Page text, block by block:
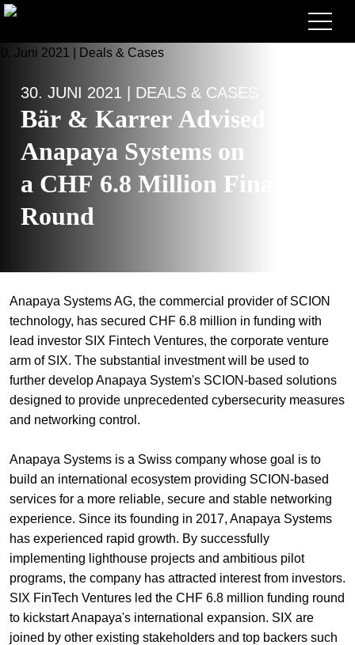
Anwälte
Expertise
Deals & Cases
Corporate News
Publikationen
Briefing
Guide
Über Bär & Karrer
Übersicht
Substituten
Kurzpraktikanten
Administration
Assistenzen
Stellen
Bewerbungsprozess
Fragen und Antworten
Spontanbewerbung
Ihre Karriere
Ihre Karriere bei uns
+
Suche
DE FR
30. JUNI 2021 | DEALS & CASES
Bär & Karrer Advised
Anapaya Systems on
a CHF 6.8 Million Financing
Round
Anapaya Systems AG, the commercial provider of SCION
technology, has secured CHF 6.8 million in funding with
lead investor SIX Fintech Ventures, the corporate venture
arm of SIX. The substantial investment will be used to
further develop Anapaya System's SCION-based solutions
designed to provide unprecedented cybersecurity measures
and networking control.
Anapaya Systems is a Swiss company whose goal is to
build an international ecosystem providing SCION-based
services for a more reliable, secure and stable networking
experience. Since its founding in 2017, Anapaya Systems
has experienced rapid growth. By successfully
implementing lighthouse projects and ambitious pilot
programs, the company has attracted interest from investors.
SIX FinTech Ventures led the CHF 6.8 million funding round
to kickstart Anapaya's international expansion. SIX are
joined by other existing stakeholders and top backers such